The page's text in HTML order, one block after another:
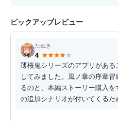
ピックアップレビュー
たぬき
4
薄桜鬼シリーズのアプリがあ
してみました。風ノ章の序章
るのと、本編ストーリー購入
の追加シナリオが付いてくるた